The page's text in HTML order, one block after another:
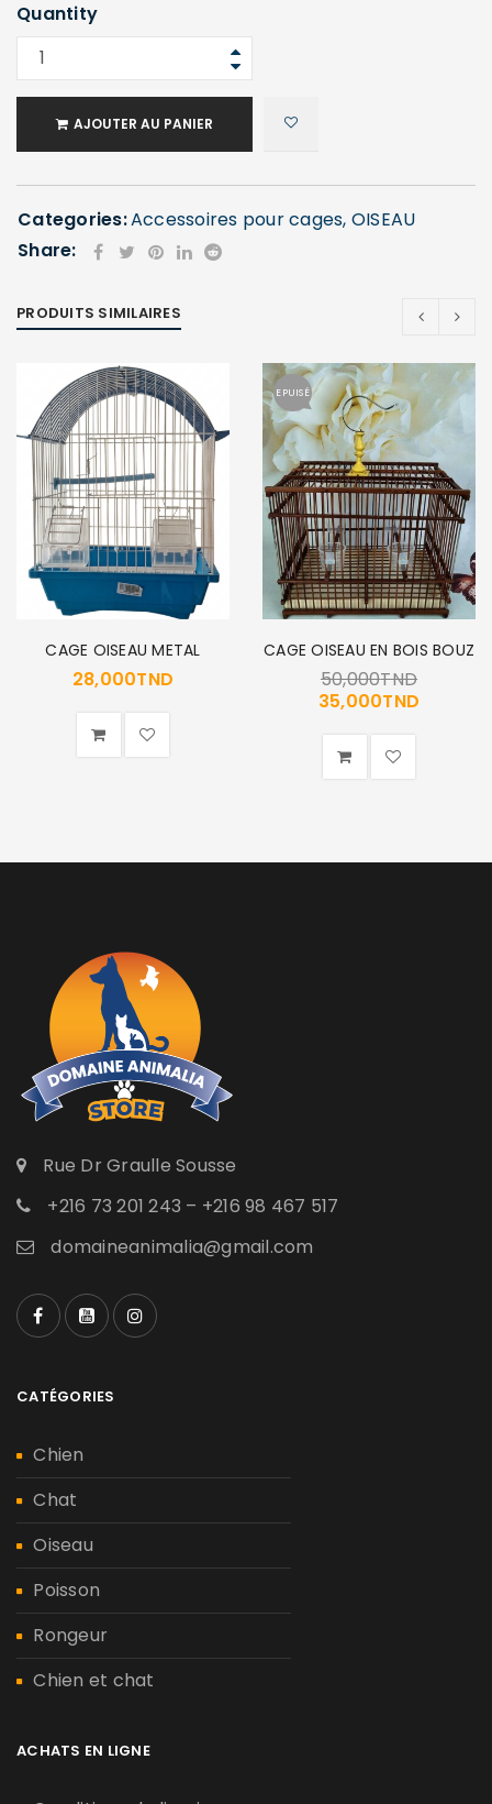
Quantity
AJOUTER AU PANIER
Categories:Accessoires pour cages, OISEAU
Share:
PRODUITS SIMILAIRES
CAGE OISEAU METAL
28,000TND
EPUISÉ
CAGE OISEAU EN BOIS BOUZ
50,000TND
35,000TND
Rue Dr Graulle Sousse
+216 73 201 243 – +216 98 467 517
domaineanimalia@gmail.com
CATÉGORIES
Chien
Chat
Oiseau
Poisson
Rongeur
Chien et chat
ACHATS EN LIGNE